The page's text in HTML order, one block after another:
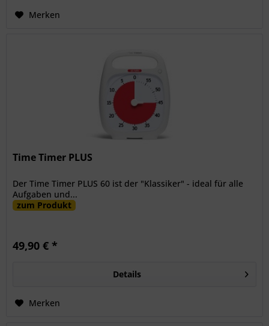
Merken
Time Timer PLUS
Der Time Timer PLUS 60 ist der "Klassiker" - ideal für alle
Aufgaben und...
zum Produkt
49,90 € *
Details
Merken